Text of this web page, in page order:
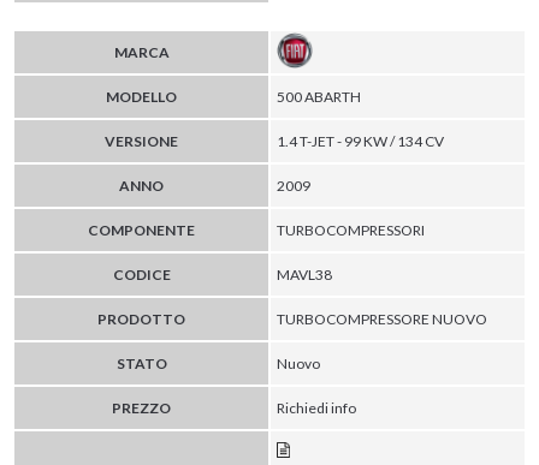
MARCA
MODELLO 500 ABARTH
VERSIONE 1.4 T-JET - 99 KW / 134 CV
ANNO 2009
COMPONENTE TURBOCOMPRESSORI
CODICE MAVL38
PRODOTTO TURBOCOMPRESSORE NUOVO
STATO Nuovo
PREZZO Richiedi info